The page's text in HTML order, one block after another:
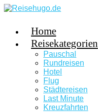
Home
Reisekategorien
Pauschal
Rundreisen
Hotel
Flug
Städtereisen
Last Minute
Kreuzfahrten